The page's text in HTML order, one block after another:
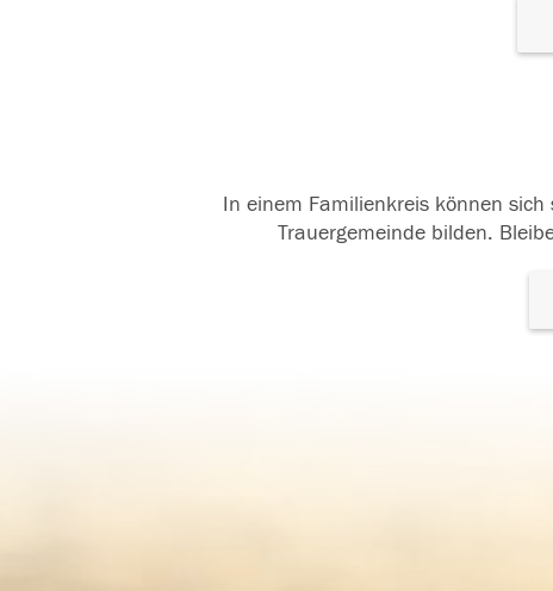
In einem Familienkreis können
Trauergemeinde bilden.